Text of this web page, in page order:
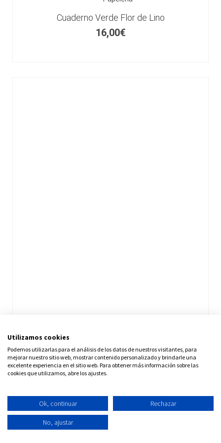
Cuaderno Verde Flor de Lino
16,00€
Utilizamos cookies
Podemos utilizarlas para el análisis de los datos de nuestros visitantes, para
mejorar nuestro sitio web, mostrar contenido personalizado y brindarle una
excelente experiencia en el sitio web. Para obtener más información sobre las
cookies que utilizamos, abre los ajustes.
Ok, continuar Rechazar
No, ajustar